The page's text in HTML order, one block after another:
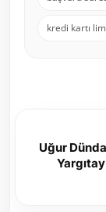
kredi kartı
Uğur